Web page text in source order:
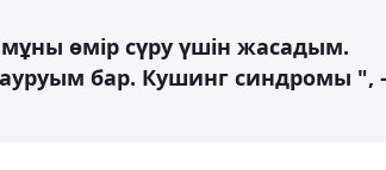
өмір сүру үшін жасадым.
ауруым бар. Кушинг синдромы ",